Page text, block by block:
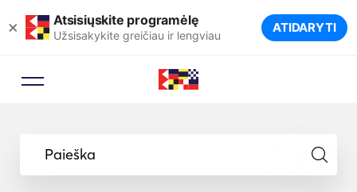
× Atsisiųskite programėlę
Užsisakykite greičiau ir lengviau ATIDARYTI
Paieška